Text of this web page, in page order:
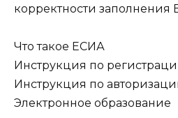
корректности заполнения
Что такое ЕСИА
Инструкция по
Инструкция по
Электронное образование